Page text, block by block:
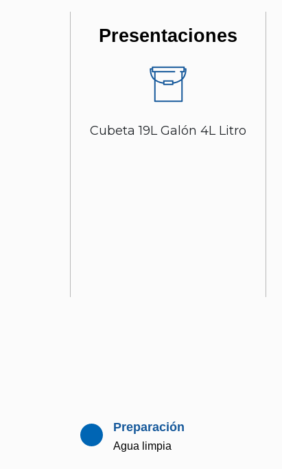
Presentaciones
Cubeta 19L Galón 4L Litro
Preparación
Agua limpia